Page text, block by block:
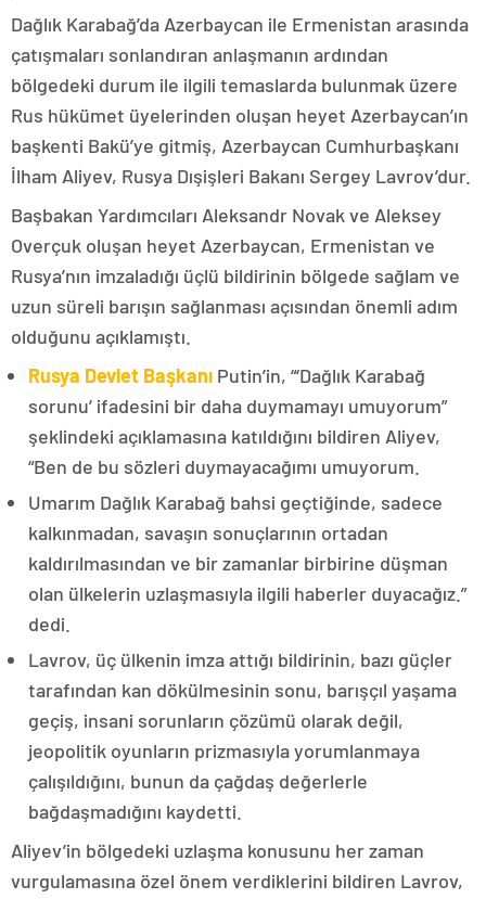
Dağlık Karabağ’da Azerbaycan ile Ermenistan arasında
çatışmaları sonlandıran anlaşmanın ardından
bölgedeki durum ile ilgili temaslarda bulunmak üzere
Rus hükümet üyelerinden oluşan heyet Azerbaycan’ın
başkenti Bakü’ye gitmiş, Azerbaycan Cumhurbaşkanı
İlham Aliyev, Rusya Dışişleri Bakanı Sergey Lavrov’dur.
Başbakan Yardımcıları Aleksandr Novak ve Aleksey
Overçuk oluşan heyet Azerbaycan, Ermenistan ve
Rusya’nın imzaladığı üçlü bildirinin bölgede sağlam ve
uzun süreli barışın sağlanması açısından önemli adım
olduğunu açıklamıştı.
Rusya Devlet Başkanı Putin’in, “‘Dağlık Karabağ
sorunu’ ifadesini bir daha duymamayı umuyorum”
şeklindeki açıklamasına katıldığını bildiren Aliyev,
“Ben de bu sözleri duymayacağımı umuyorum.
Umarım Dağlık Karabağ bahsi geçtiğinde, sadece
kalkınmadan, savaşın sonuçlarının ortadan
kaldırılmasından ve bir zamanlar birbirine düşman
olan ülkelerin uzlaşmasıyla ilgili haberler duyacağız.”
dedi.
Lavrov, üç ülkenin imza attığı bildirinin, bazı güçler
tarafından kan dökülmesinin sonu, barışçıl yaşama
geçiş, insani sorunların çözümü olarak değil,
jeopolitik oyunların prizmasıyla yorumlanmaya
çalışıldığını, bunun da çağdaş değerlerle
bağdaşmadığını kaydetti.
Aliyev’in bölgedeki uzlaşma konusunu her zaman
vurgulamasına özel önem verdiklerini bildiren Lavrov,